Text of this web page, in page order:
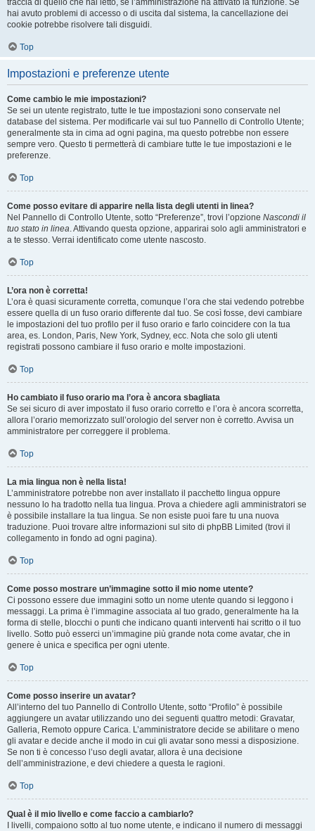
traccia di quello che hai letto, se l’amministrazione ha attivato la funzione. Se
hai avuto problemi di accesso o di uscita dal sistema, la cancellazione dei
cookie potrebbe risolvere tali disguidi.
Top
Impostazioni e preferenze utente
Come cambio le mie impostazioni?
Se sei un utente registrato, tutte le tue impostazioni sono conservate nel
database del sistema. Per modificarle vai sul tuo Pannello di Controllo Utente;
generalmente sta in cima ad ogni pagina, ma questo potrebbe non essere
sempre vero. Questo ti permetterà di cambiare tutte le tue impostazioni e le
preferenze.
Top
Come posso evitare di apparire nella lista degli utenti in linea?
Nel Pannello di Controllo Utente, sotto “Preferenze”, trovi l’opzione Nascondi il
tuo stato in linea. Attivando questa opzione, apparirai solo agli amministratori e
a te stesso. Verrai identificato come utente nascosto.
Top
L’ora non è corretta!
L’ora è quasi sicuramente corretta, comunque l’ora che stai vedendo potrebbe
essere quella di un fuso orario differente dal tuo. Se così fosse, devi cambiare
le impostazioni del tuo profilo per il fuso orario e farlo coincidere con la tua
area, es. London, Paris, New York, Sydney, ecc. Nota che solo gli utenti
registrati possono cambiare il fuso orario e molte impostazioni.
Top
Ho cambiato il fuso orario ma l’ora è ancora sbagliata
Se sei sicuro di aver impostato il fuso orario corretto e l’ora è ancora scorretta,
allora l’orario memorizzato sull’orologio del server non è corretto. Avvisa un
amministratore per correggere il problema.
Top
La mia lingua non è nella lista!
L’amministratore potrebbe non aver installato il pacchetto lingua oppure
nessuno lo ha tradotto nella tua lingua. Prova a chiedere agli amministratori se
è possibile installare la tua lingua. Se non esiste puoi fare tu una nuova
traduzione. Puoi trovare altre informazioni sul sito di phpBB Limited (trovi il
collegamento in fondo ad ogni pagina).
Top
Come posso mostrare un’immagine sotto il mio nome utente?
Ci possono essere due immagini sotto un nome utente quando si leggono i
messaggi. La prima è l’immagine associata al tuo grado, generalmente ha la
forma di stelle, blocchi o punti che indicano quanti interventi hai scritto o il tuo
livello. Sotto può esserci un’immagine più grande nota come avatar, che in
genere è unica e specifica per ogni utente.
Top
Come posso inserire un avatar?
All’interno del tuo Pannello di Controllo Utente, sotto “Profilo” è possibile
aggiungere un avatar utilizzando uno dei seguenti quattro metodi: Gravatar,
Galleria, Remoto oppure Carica. L’amministratore decide se abilitare o meno
gli avatar e decide anche il modo in cui gli avatar sono messi a disposizione.
Se non ti è concesso l’uso degli avatar, allora è una decisione
dell’amministrazione, e devi chiedere a questa le ragioni.
Top
Qual è il mio livello e come faccio a cambiarlo?
I livelli, compaiono sotto al tuo nome utente, e indicano il numero di messaggi